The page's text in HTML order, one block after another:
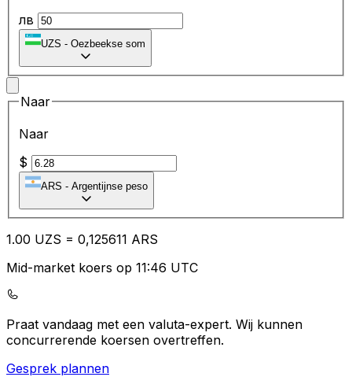
лв
UZS - Oezbeekse som
Naar
Naar
$
ARS - Argentijnse peso
1.00 UZS = 0,125611 ARS
Mid-market koers op 11:46 UTC
Praat vandaag met een valuta-expert. Wij kunnen
concurrerende koersen overtreffen.
Gesprek plannen